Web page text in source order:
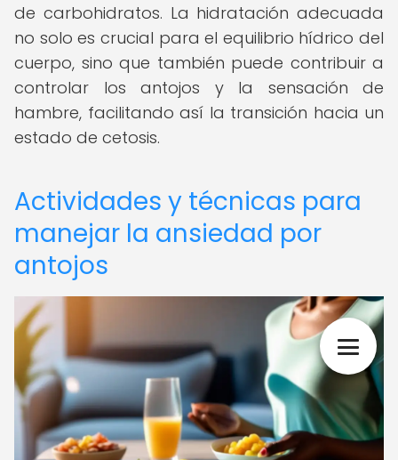
de carbohidratos. La hidratación adecuada
no solo es crucial para el equilibrio hídrico del
cuerpo, sino que también puede contribuir a
controlar los antojos y la sensación de
hambre, facilitando así la transición hacia un
estado de cetosis.
Actividades y técnicas para
manejar la ansiedad por
antojos